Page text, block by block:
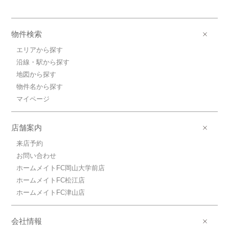
物件検索
エリアから探す
沿線・駅から探す
地図から探す
物件名から探す
マイページ
店舗案内
来店予約
お問い合わせ
ホームメイトFC岡山大学前店
ホームメイトFC松江店
ホームメイトFC津山店
会社情報